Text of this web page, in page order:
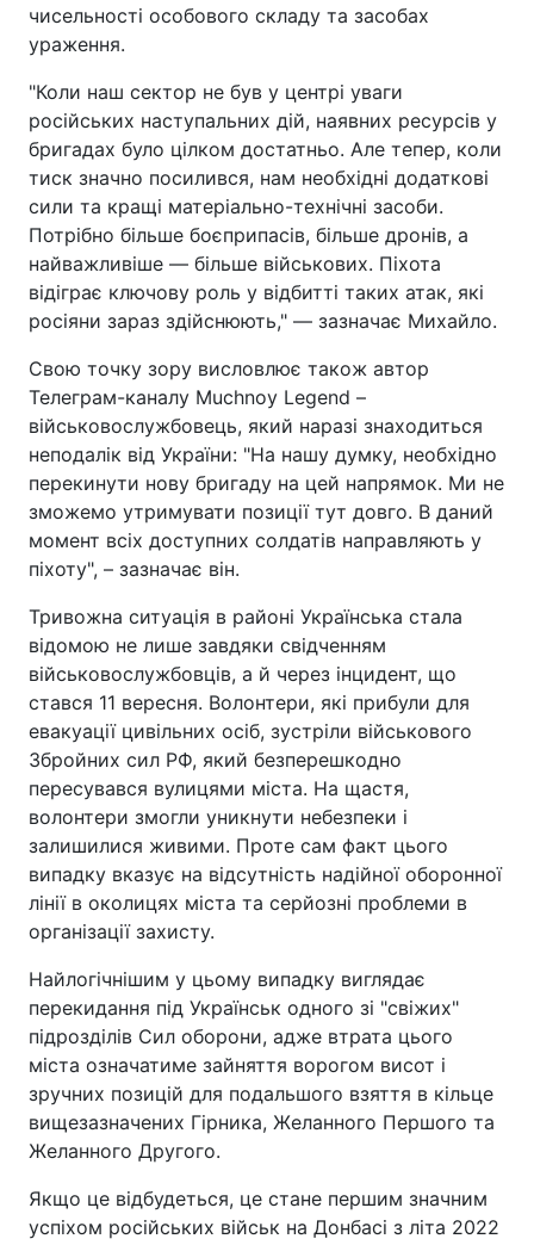
чисельності особового складу та засобах
ураження.
"Коли наш сектор не був у центрі уваги
російських наступальних дій, наявних ресурсів у
бригадах було цілком достатньо. Але тепер, коли
тиск значно посилився, нам необхідні додаткові
сили та кращі матеріально-технічні засоби.
Потрібно більше боєприпасів, більше дронів, а
найважливіше — більше військових. Піхота
відіграє ключову роль у відбитті таких атак, які
росіяни зараз здійснюють," — зазначає Михайло.
Свою точку зору висловлює також автор
Телеграм-каналу Muchnoy Legend –
військовослужбовець, який наразі знаходиться
неподалік від України: "На нашу думку, необхідно
перекинути нову бригаду на цей напрямок. Ми не
зможемо утримувати позиції тут довго. В даний
момент всіх доступних солдатів направляють у
піхоту", – зазначає він.
Тривожна ситуація в районі Українська стала
відомою не лише завдяки свідченням
військовослужбовців, а й через інцидент, що
стався 11 вересня. Волонтери, які прибули для
евакуації цивільних осіб, зустріли військового
Збройних сил РФ, який безперешкодно
пересувався вулицями міста. На щастя,
волонтери змогли уникнути небезпеки і
залишилися живими. Проте сам факт цього
випадку вказує на відсутність надійної оборонної
лінії в околицях міста та серйозні проблеми в
організації захисту.
Найлогічнішим у цьому випадку виглядає
перекидання під Українськ одного зі "свіжих"
підрозділів Сил оборони, адже втрата цього
міста означатиме зайняття ворогом висот і
зручних позицій для подальшого взяття в кільце
вищезазначених Гірника, Желанного Першого та
Желанного Другого.
Якщо це відбудеться, це стане першим значним
успіхом російських військ на Донбасі з літа 2022